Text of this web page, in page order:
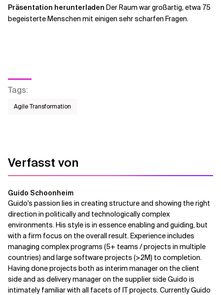
Präsentation herunterladen Der Raum war großartig, etwa 75
begeisterte Menschen mit einigen sehr scharfen Fragen.
Tags:
Agile Transformation
Verfasst von
Guido Schoonheim
Guido's passion lies in creating structure and showing the right
direction in politically and technologically complex
environments. His style is in essence enabling and guiding, but
with a firm focus on the overall result. Experience includes
managing complex programs (5+ teams / projects in multiple
countries) and large software projects (>2M) to completion.
Having done projects both as interim manager on the client
side and as delivery manager on the supplier side Guido is
intimately familiar with all facets of IT projects. Currently Guido